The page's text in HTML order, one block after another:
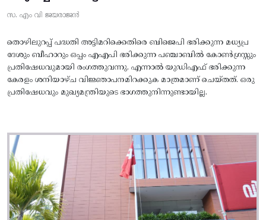
സ. എം വി ജയരാജൻ
തൊഴിലുറപ്പ് പദ്ധതി അട്ടിമറിക്കെതിരെ ബിജെപി ഭരിക്കുന്ന മധ്യപ്ര
ദേശും ബീഹാറും ഒപ്പം എഎപി ഭരിക്കുന്ന പഞ്ചാബിൽ കോൺഗ്രസ്സും
പ്രതിഷേധവുമായി രംഗത്തുവന്നു. എന്നാൽ യുഡിഎഫ് ഭരിക്കുന്ന
കേരളം ശനിയാഴ്ച വിജ്ഞാപനമിറക്കുക മാത്രമാണ് ചെയ്തത്. ഒരു
പ്രതിഷേധവും മുഖ്യമന്ത്രിയുടെ ഭാഗത്തുനിന്നുണ്ടായില്ല.